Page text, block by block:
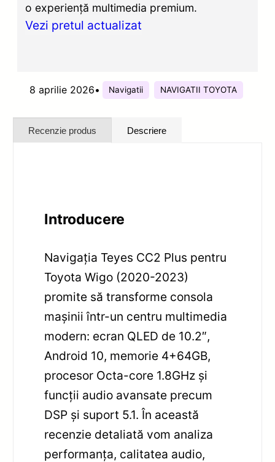
o experiență multimedia premium.
Vezi pretul actualizat
8 aprilie 2026• Navigatii NAVIGATII TOYOTA
Recenzie produs Descriere
Introducere
Navigația Teyes CC2 Plus pentru
Toyota Wigo (2020-2023)
promite să transforme consola
mașinii într-un centru multimedia
modern: ecran QLED de 10.2″,
Android 10, memorie 4+64GB,
procesor Octa-core 1.8GHz și
funcții audio avansate precum
DSP și suport 5.1. În această
recenzie detaliată vom analiza
performanța, calitatea audio,